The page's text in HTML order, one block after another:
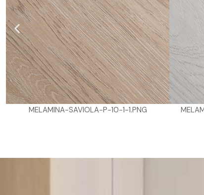
MELAMINA-NATURE-GESSATO-11-1-1.PNG